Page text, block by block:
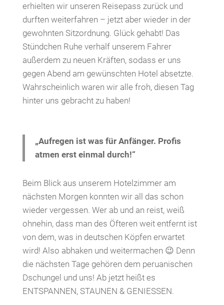
erhielten wir unseren Reisepass zurück und
durften weiterfahren – jetzt aber wieder in der
gewohnten Sitzordnung. Glück gehabt! Das
Stündchen Ruhe verhalf unserem Fahrer
außerdem zu neuen Kräften, sodass er uns
gegen Abend am gewünschten Hotel absetzte.
Wahrscheinlich waren wir alle froh, diesen Tag
hinter uns gebracht zu haben!
„Aufregen ist was für Anfänger. Profis
atmen erst einmal durch!“
Beim Blick aus unserem Hotelzimmer am
nächsten Morgen konnten wir all das schon
wieder vergessen. Wer ab und an reist, weiß
ohnehin, dass man des Öfteren weit entfernt ist
von dem, was in deutschen Köpfen erwartet
wird! Also abhaken und weitermachen 😉 Denn
die nächsten Tage gehören dem peruanischen
Dschungel und uns! Ab jetzt heißt es
ENTSPANNEN, STAUNEN & GENIESSEN.